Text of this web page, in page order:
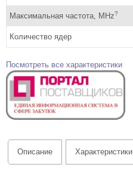
Максимальная частота, MHz?
Количество ядер
Посмотреть все характеристики
Описание Характеристики